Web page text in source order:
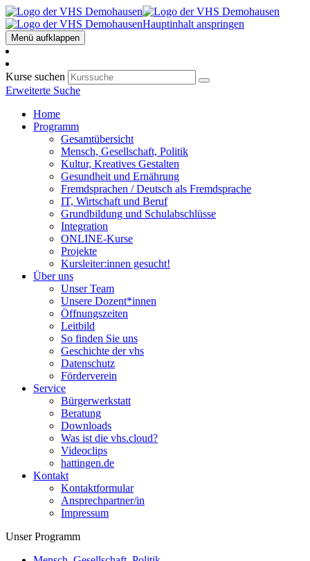
Hauptinhalt anspringen
Menü aufklappen
Kurse suchen
Erweiterte Suche
Home
Programm
Gesamtübersicht
Mensch, Gesellschaft, Politik
Kultur, Kreatives Gestalten
Gesundheit und Ernährung
Fremdsprachen / Deutsch als Fremdsprache
IT, Wirtschaft und Beruf
Grundbildung und Schulabschlüsse
Integration
ONLINE-Kurse
Projekte
Kursleiter:innen gesucht!
Über uns
Unser Team
Unsere Dozent*innen
Öffnungszeiten
Leitbild
So finden Sie uns
Geschichte der vhs
Datenschutz
Förderverein
Service
Bürgerwerkstatt
Beratung
Downloads
Was ist die vhs.cloud?
Videoclips
hattingen.de
Kontakt
Kontaktformular
Ansprechpartner/in
Impressum
Unser Programm